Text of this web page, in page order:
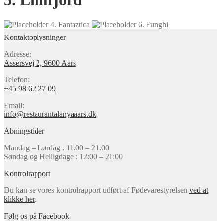
4. Fantaztica
6. Funghi
Kontaktoplysninger
Adresse:
Assersvej 2, 9600 Aars
Telefon:
+45 98 62 27 09
Email:
info@restaurantalanyaaars.dk
Åbningstider
Mandag – Lørdag : 11:00 – 21:00
Søndag og Helligdage : 12:00 – 21:00
Kontrolrapport
Du kan se vores kontrolrapport udført af Fødevarestyrelsen ved at
klikke her.
Følg os på Facebook